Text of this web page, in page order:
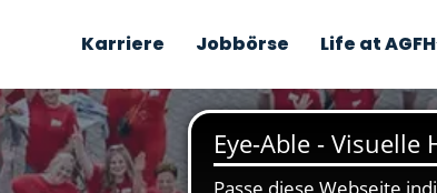
Karriere Jobbörse Life at AGFH